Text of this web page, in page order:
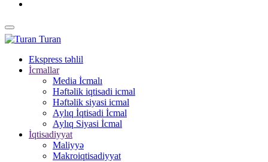
Turan
Ekspress təhlil
İcmallar
Media İcmalı
Həftəlik iqtisadi icmal
Həftəlik siyasi icmal
Aylıq İqtisadi İcmal
Aylıq Siyasi İcmal
İqtisadiyyat
Maliyyə
Makroiqtisadiyyat